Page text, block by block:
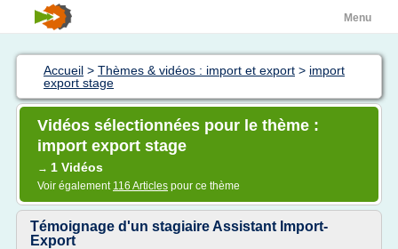
Menu
Accueil > Thèmes & vidéos : import et export > import
export stage
Vidéos sélectionnées pour le thème :
import export stage
→ 1 Vidéos
Voir également 116 Articles pour ce thème
Témoignage d'un stagiaire Assistant Import-
Export